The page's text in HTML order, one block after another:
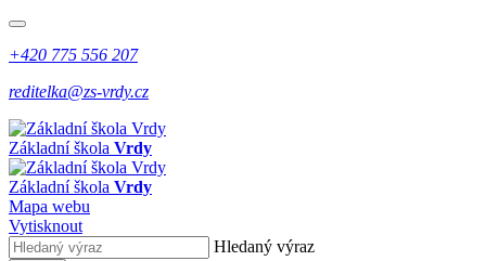
+420 775 556 207
reditelka@zs-vrdy.cz
Základní škola Vrdy
Základní škola Vrdy
Mapa webu
Vytisknout
Hledaný výraz